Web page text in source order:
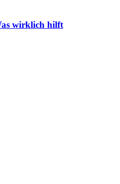
wirklich hilft